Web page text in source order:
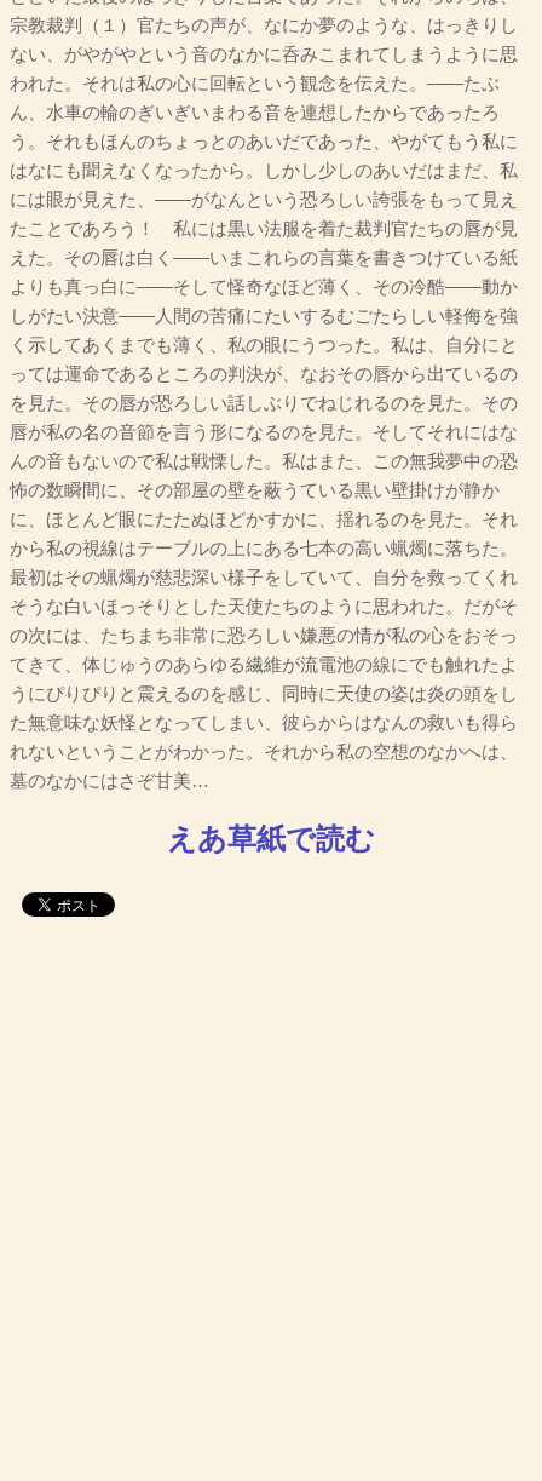
宗教裁判（１）官たちの声が、なにか夢のような、はっきりし
ない、がやがやという音のなかに呑みこまれてしまうように思
われた。それは私の心に回転という観念を伝えた。――たぶ
ん、水車の輪のぎいぎいまわる音を連想したからであったろ
う。それもほんのちょっとのあいだであった、やがてもう私に
はなにも聞えなくなったから。しかし少しのあいだはまだ、私
には眼が見えた、――がなんという恐ろしい誇張をもって見え
たことであろう！ 私には黒い法服を着た裁判官たちの唇が見
えた。その唇は白く――いまこれらの言葉を書きつけている紙
よりも真っ白に――そして怪奇なほど薄く、その冷酷――動か
しがたい決意――人間の苦痛にたいするむごたらしい軽侮を強
く示してあくまでも薄く、私の眼にうつった。私は、自分にと
っては運命であるところの判決が、なおその唇から出ているの
を見た。その唇が恐ろしい話しぶりでねじれるのを見た。その
唇が私の名の音節を言う形になるのを見た。そしてそれにはな
んの音もないので私は戦慄した。私はまた、この無我夢中の恐
怖の数瞬間に、その部屋の壁を蔽うている黒い壁掛けが静か
に、ほとんど眼にたたぬほどかすかに、揺れるのを見た。それ
から私の視線はテーブルの上にある七本の高い蝋燭に落ちた。
最初はその蝋燭が慈悲深い様子をしていて、自分を救ってくれ
そうな白いほっそりとした天使たちのように思われた。だがそ
の次には、たちまち非常に恐ろしい嫌悪の情が私の心をおそっ
てきて、体じゅうのあらゆる繊維が流電池の線にでも触れたよ
うにぴりぴりと震えるのを感じ、同時に天使の姿は炎の頭をし
た無意味な妖怪となってしまい、彼らからはなんの救いも得ら
れないということがわかった。それから私の空想のなかへは、
墓のなかにはさぞ甘美…
えあ草紙で読む